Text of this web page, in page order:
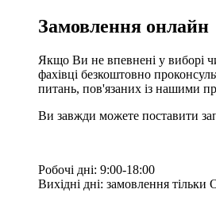
Замовлення онлайн
Якщо Ви не впевнені у виборі
фахівці безкоштовно
питань, пов'язаних із нашими
Ви завжди можете поставити
Робочі дні: 9:00-18:00
Вихідні дні: замовлення тільки